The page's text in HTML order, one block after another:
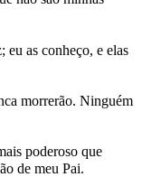
as conheço, e elas
morrerão. Ninguém
poderoso que
de meu Pai.